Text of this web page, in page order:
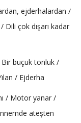
ejderhalardan /
çok dışarı kadar
buçuk tonluk /
/ Ejderha
/ Motor yanar /
ateşten